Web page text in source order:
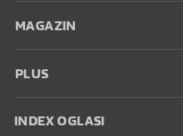
MAGAZIN
PLUS
INDEX OGLASI